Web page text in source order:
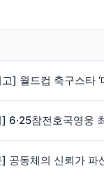
] 월드컵 축구스타 ‘
6·25참전호국영웅
공동체의 신뢰가 파